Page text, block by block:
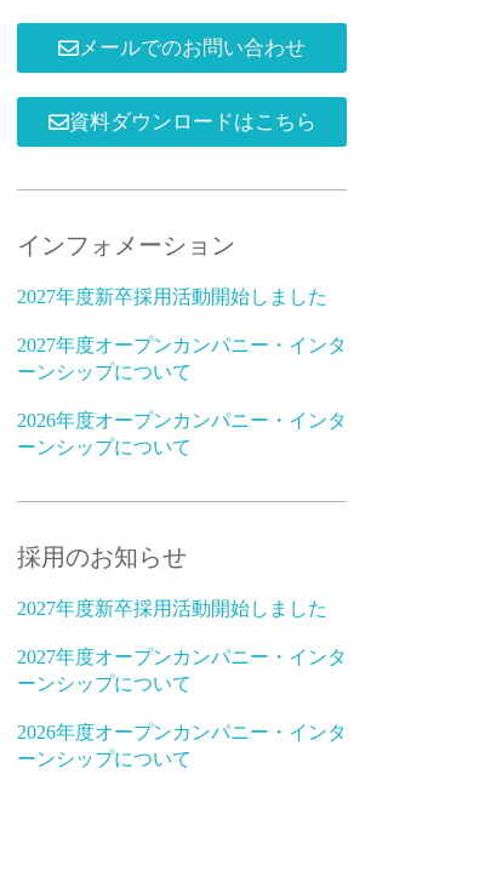
メールでのお問い合わせ
資料ダウンロードはこちら
インフォメーション
2027年度新卒採用活動開始しました
2027年度オープンカンパニー・インタ
ーンシップについて
2026年度オープンカンパニー・インタ
ーンシップについて
採用のお知らせ
2027年度新卒採用活動開始しました
2027年度オープンカンパニー・インタ
ーンシップについて
2026年度オープンカンパニー・インタ
ーンシップについて